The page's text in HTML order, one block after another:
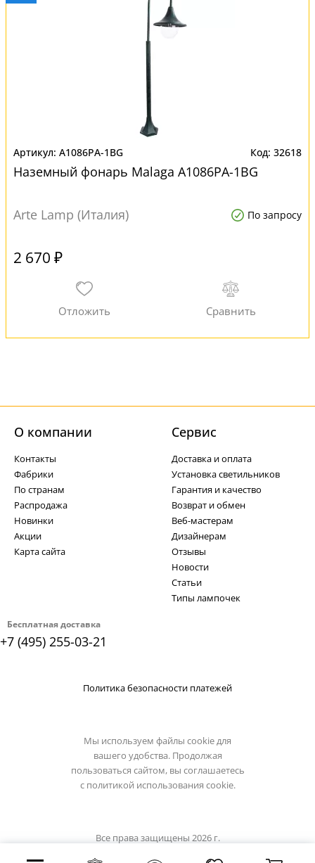
A1086PA-1BG 32618
Наземный фонарь Malaga A1086PA-1BG
Arte Lamp (Италия) По запросу
2 670 ₽
Бесплатная доставка
+7 (495) 255-03-21
О компании
Контакты
Фабрики
По странам
Распродажа
Новинки
Акции
Карта сайта
Cервис
Доставка и оплата
Установка светильников
Гарантия и качество
Возврат и обмен
Веб-мастерам
Дизайнерам
Отзывы
Новости
Статьи
Типы лампочек
Политика безопасности платежей
Мы используем файлы cookie для
вашего удобства. Продолжая
пользоваться сайтом, вы соглашаетесь
с политикой использования cookie.
Все права защищены 2026 г.